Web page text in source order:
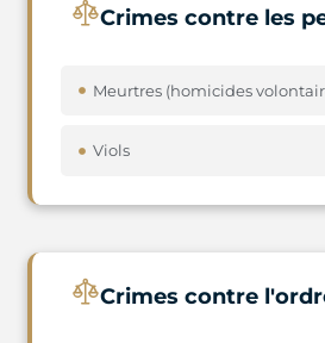
Crimes contre les
Meurtres (homicides
Viols
Crimes contre